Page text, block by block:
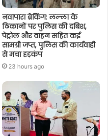
नवापारा ब्रेकिंग: लल्ला के
ठिकानों पर पुलिस की दबिश,
पेट्रोल और वाहन सहित कई
सामग्री जप्त, पुलिस की कार्यवाही
से मचा हड़कंप
23 hours ago